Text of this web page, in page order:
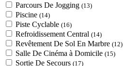
Parcours De Jogging (13)
Piscine (14)
Piste Cyclable (16)
Refroidissement Central (14)
Revêtement De Sol En Marbre (12)
Salle De Cinéma à Domicile (15)
Sortie De Secours (17)